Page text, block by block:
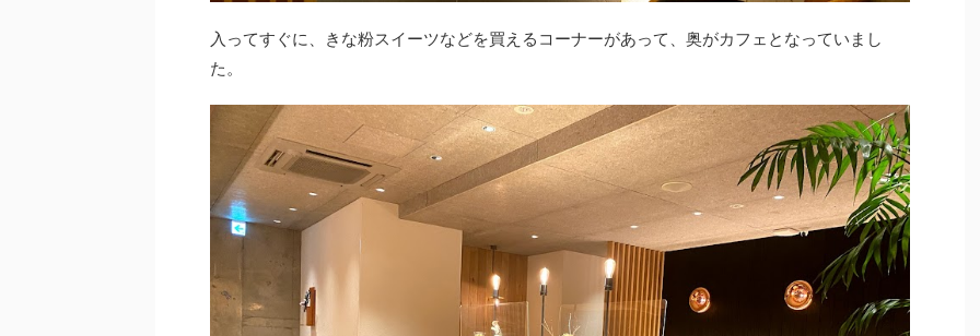
入ってすぐに、きな粉スイーツなどを買えるコーナーがあって、奥がカフェとなっていまし
た。